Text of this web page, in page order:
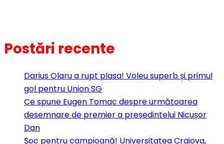
Postări recente
Darius Olaru a rupt plasa! Voleu superb și primul
gol pentru Union SG
Ce spune Eugen Tomac despre următoarea
desemnare de premier a președintelui Nicușor
Dan
Șoc pentru campioană! Universitatea Craiova,